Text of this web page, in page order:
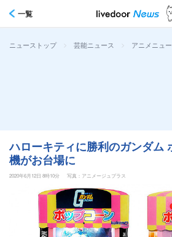
一覧
ニューストップ > 芸能ニュース > アニメニュ
ハローキティに勝利のガンダム
機がお台場に
2020年6月12日 8時10分 写真：アニメージュプラス